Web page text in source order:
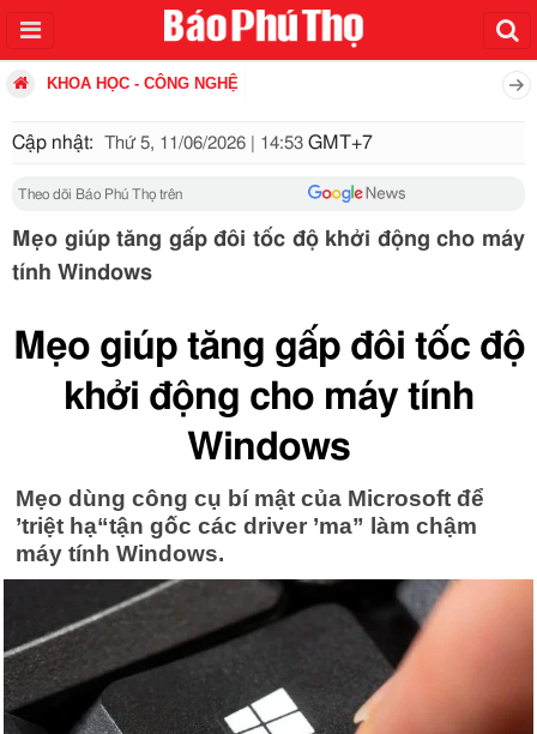
KHOA HỌC - CÔNG NGHỆ
Cập nhật: Thứ 5, 11/06/2026 | 14:53 GMT+7
Theo dõi Báo Phú Thọ trên
Mẹo giúp tăng gấp đôi tốc độ khởi động cho máy
tính Windows
Mẹo giúp tăng gấp đôi tốc độ
khởi động cho máy tính
Windows
Mẹo dùng công cụ bí mật của Microsoft để
’triệt hạ“tận gốc các driver ’ma” làm chậm
máy tính Windows.